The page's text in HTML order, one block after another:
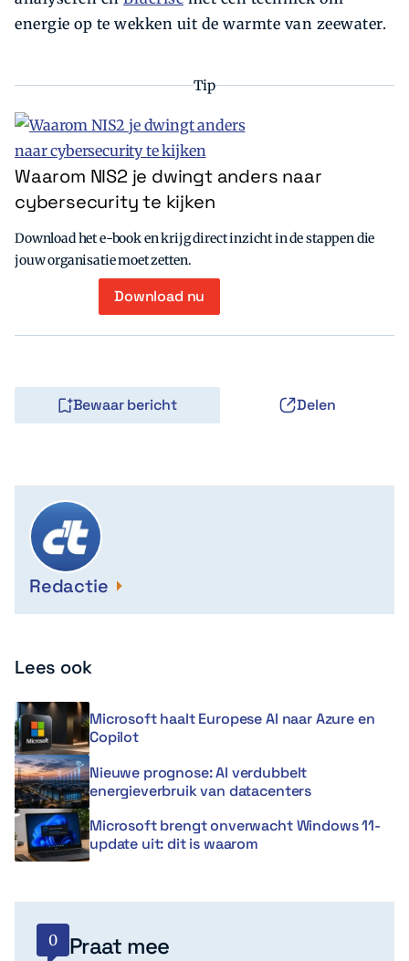
energie op te wekken uit de warmte van zeewater.
Tip
Waarom NIS2 je dwingt anders naar
cybersecurity te kijken
Download het e-book en krijg direct inzicht in de stappen die
jouw organisatie moet zetten.
Download nu
Bewaar bericht Delen
Redactie
Lees ook
Microsoft haalt Europese AI naar Azure en
Copilot
Nieuwe prognose: AI verdubbelt
energieverbruik van datacenters
Microsoft brengt onverwacht Windows 11-
update uit: dit is waarom
0 Praat mee